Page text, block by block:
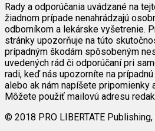
Rady a odporúčania uvádzané na
žiadnom prípade nenahrádzajú
odborníkom a lekárske vyšetrenie.
stránky upozorňuje na túto
prípadným škodám spôsobeným
uvedených rád či odporúčaní pri
radi, keď nás upozorníte na
alebo ak nám napíšete pripomienky
Môžete použiť mailovú adresu
© 2018 PRO LIBERTATE Publishing,